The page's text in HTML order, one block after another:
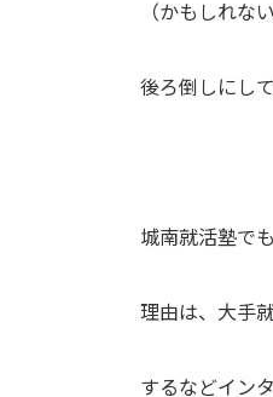
（かもしれ
後ろ倒しにし
城南就活塾で
理由は、大手
するなどイン